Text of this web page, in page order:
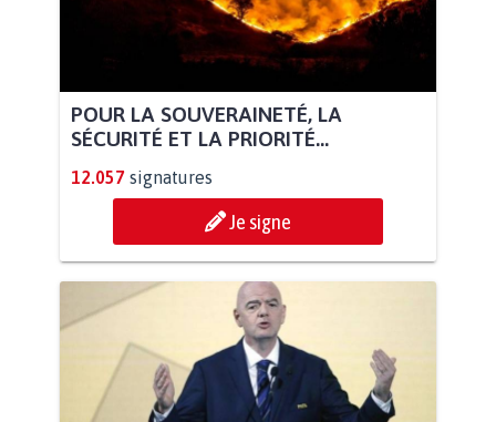
POUR LA SOUVERAINETÉ, LA
SÉCURITÉ ET LA PRIORITÉ...
12.057 signatures
Je signe